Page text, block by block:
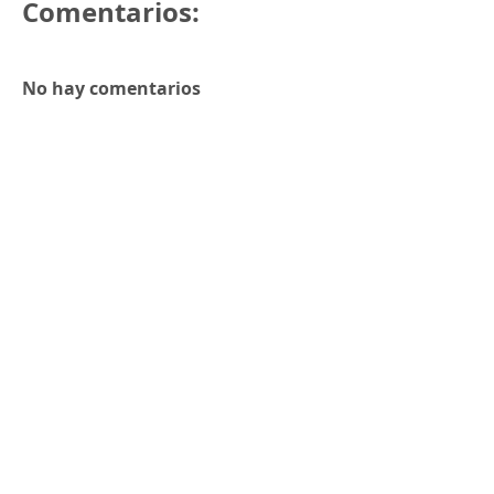
Comentarios:
No hay comentarios